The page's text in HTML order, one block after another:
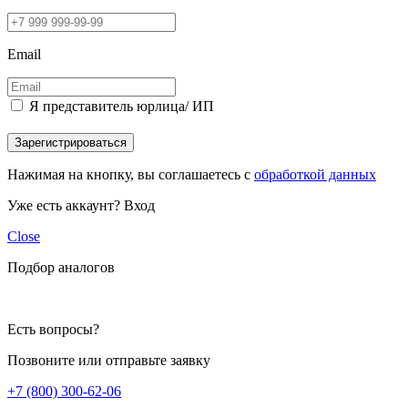
Email
Я представитель юрлица/ ИП
Зарегистрироваться
Нажимая на кнопку, вы соглашаетесь с обработкой данных
Уже есть аккаунт? Вход
Close
Подбор аналогов
Есть вопросы?
Позвоните или отправьте заявку
+7 (800) 300-62-06